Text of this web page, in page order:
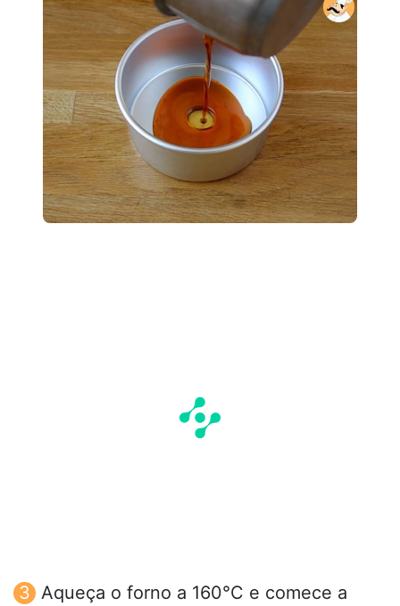
Aqueça o forno a 160°C e comece a